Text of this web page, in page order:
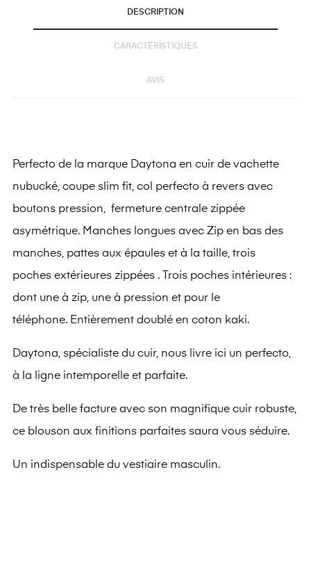
DESCRIPTION
CARACTÉRISTIQUES
AVIS
Perfecto de la marque Daytona en cuir de vachette
nubucké, coupe slim fit, col perfecto à revers avec
boutons pression, fermeture centrale zippée
asymétrique. Manches longues avec Zip en bas des
manches, pattes aux épaules et à la taille, trois
poches extérieures zippées . Trois poches intérieures :
dont une à zip, une à pression et pour le
téléphone. Entièrement doublé en coton kaki.
Daytona, spécialiste du cuir, nous livre ici un perfecto,
à la ligne intemporelle et parfaite.
De très belle facture avec son magnifique cuir robuste,
ce blouson aux finitions parfaites saura vous séduire.
Un indispensable du vestiaire masculin.